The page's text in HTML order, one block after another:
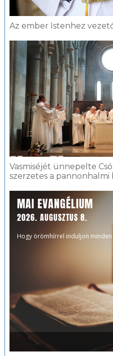
Az ember Istenhez
Vasmiséjét ünnepelte
szerzetes a pannonhalmi
MAI EVANGÉLIUM
2026. AUGUSZTUS 8.
Hogy örömhírrel induljon minden